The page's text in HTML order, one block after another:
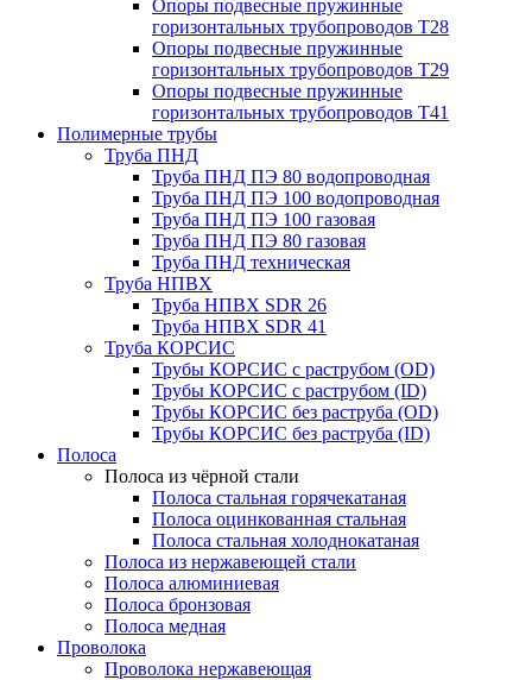
Опоры подвесные пружинные
горизонтальных трубопроводов Т28
Опоры подвесные пружинные
горизонтальных трубопроводов Т29
Опоры подвесные пружинные
горизонтальных трубопроводов Т41
Полимерные трубы
Труба ПНД
Труба ПНД ПЭ 80 водопроводная
Труба ПНД ПЭ 100 водопроводная
Труба ПНД ПЭ 100 газовая
Труба ПНД ПЭ 80 газовая
Труба ПНД техническая
Труба НПВХ
Труба НПВХ SDR 26
Труба НПВХ SDR 41
Труба КОРСИС
Трубы КОРСИС с раструбом (OD)
Трубы КОРСИС с раструбом (ID)
Трубы КОРСИС без раструба (OD)
Трубы КОРСИС без раструба (ID)
Полоса
Полоса из чёрной стали
Полоса стальная горячекатаная
Полоса оцинкованная стальная
Полоса стальная холоднокатаная
Полоса из нержавеющей стали
Полоса алюминиевая
Полоса бронзовая
Полоса медная
Проволока
Проволока нержавеющая